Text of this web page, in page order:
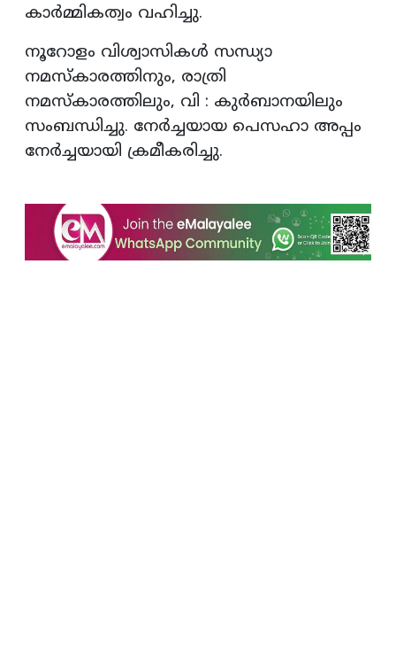
കാർമ്മികത്വം വഹിച്ചു.
നൂറോളം വിശ്വാസികൾ സന്ധ്യാ
നമസ്കാരത്തിനും, രാത്രി
നമസ്കാരത്തിലും, വി : കുർബാനയിലും
സംബന്ധിച്ചു. നേർച്ചയായ പെസഹാ അപ്പം
നേർച്ചയായി ക്രമീകരിച്ചു.